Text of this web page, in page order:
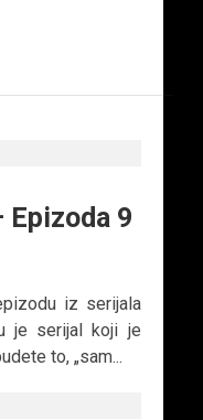
Epizoda 9
iz serijala
je serijal koji je
to, „sam...